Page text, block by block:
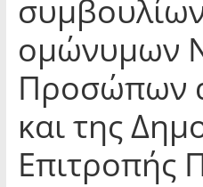
ομώνυμων
Προσώπων
και της
Επιτροπής